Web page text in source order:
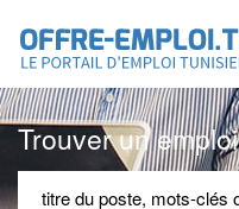
Trouver un emploi